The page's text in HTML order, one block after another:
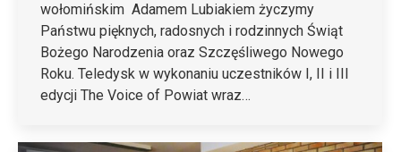
wołomińskim Adamem Lubiakiem życzymy
Państwu pięknych, radosnych i rodzinnych Świąt
Bożego Narodzenia oraz Szczęśliwego Nowego
Roku. Teledysk w wykonaniu uczestników I, II i III
edycji The Voice of Powiat wraz…